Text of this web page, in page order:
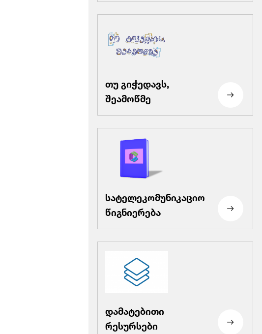
თუ გიჭედავს,
შეამოწმე
სატელეკომუნიკაციო
წიგნიერება
დამატებითი
რესურსები